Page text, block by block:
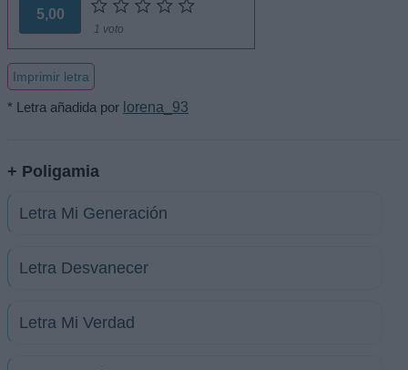
5,00
1 voto
Imprimir letra
* Letra añadida por lorena_93
+ Poligamia
Letra Mi Generación
Letra Desvanecer
Letra Mi Verdad